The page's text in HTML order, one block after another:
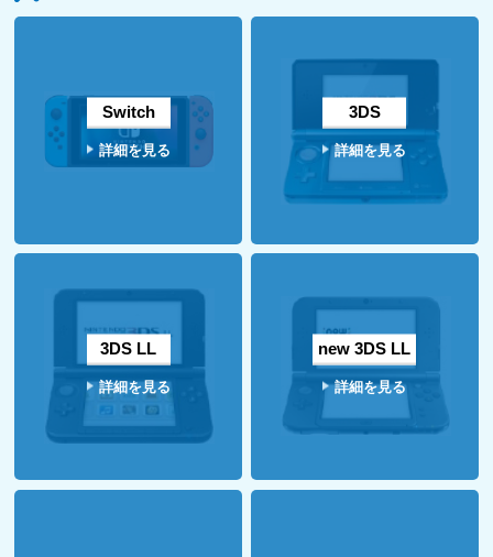
Switch
詳細を見る
3DS
詳細を見る
3DS LL
詳細を見る
new 3DS LL
詳細を見る